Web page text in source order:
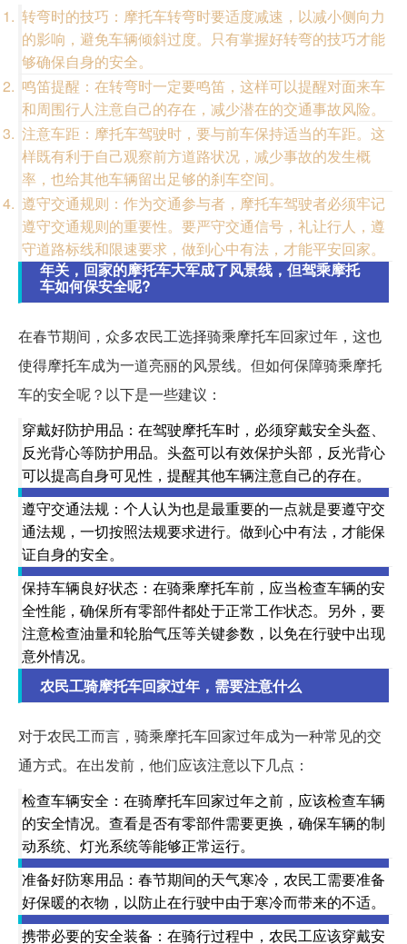
转弯时的技巧：摩托车转弯时要适度减速，以减小侧向力
的影响，避免车辆倾斜过度。只有掌握好转弯的技巧才能
够确保自身的安全。
鸣笛提醒：在转弯时一定要鸣笛，这样可以提醒对面来车
和周围行人注意自己的存在，减少潜在的交通事故风险。
注意车距：摩托车驾驶时，要与前车保持适当的车距。这
样既有利于自己观察前方道路状况，减少事故的发生概
率，也给其他车辆留出足够的刹车空间。
遵守交通规则：作为交通参与者，摩托车驾驶者必须牢记
遵守交通规则的重要性。要严守交通信号，礼让行人，遵
守道路标线和限速要求，做到心中有法，才能平安回家。
年关，回家的摩托车大军成了风景线，但驾乘摩托
车如何保安全呢?
在春节期间，众多农民工选择骑乘摩托车回家过年，这也
使得摩托车成为一道亮丽的风景线。但如何保障骑乘摩托
车的安全呢？以下是一些建议：
穿戴好防护用品：在驾驶摩托车时，必须穿戴安全头盔、
反光背心等防护用品。头盔可以有效保护头部，反光背心
可以提高自身可见性，提醒其他车辆注意自己的存在。
遵守交通法规：个人认为也是最重要的一点就是要遵守交
通法规，一切按照法规要求进行。做到心中有法，才能保
证自身的安全。
保持车辆良好状态：在骑乘摩托车前，应当检查车辆的安
全性能，确保所有零部件都处于正常工作状态。另外，要
注意检查油量和轮胎气压等关键参数，以免在行驶中出现
意外情况。
农民工骑摩托车回家过年，需要注意什么
对于农民工而言，骑乘摩托车回家过年成为一种常见的交
通方式。在出发前，他们应该注意以下几点：
检查车辆安全：在骑摩托车回家过年之前，应该检查车辆
的安全情况。查看是否有零部件需要更换，确保车辆的制
动系统、灯光系统等能够正常运行。
准备好防寒用品：春节期间的天气寒冷，农民工需要准备
好保暖的衣物，以防止在行驶中由于寒冷而带来的不适。
携带必要的安全装备：在骑行过程中，农民工应该穿戴安